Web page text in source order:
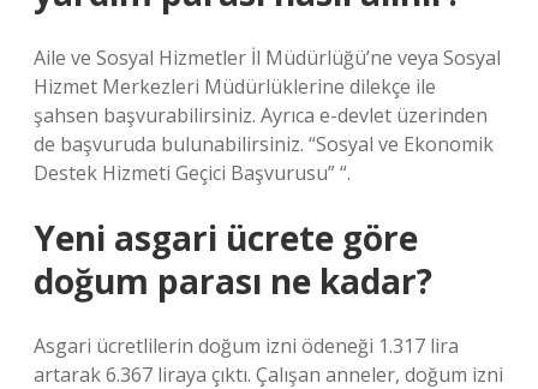
Aile ve Sosyal Hizmetler İl Müdürlüğü’ne veya Sosyal
Hizmet Merkezleri Müdürlüklerine dilekçe ile
şahsen başvurabilirsiniz. Ayrıca e-devlet üzerinden
de başvuruda bulunabilirsiniz. “Sosyal ve Ekonomik
Destek Hizmeti Geçici Başvurusu” “.
Yeni asgari ücrete göre
doğum parası ne kadar?
Asgari ücretlilerin doğum izni ödeneği 1.317 lira
artarak 6.367 liraya çıktı. Çalışan anneler, doğum izni